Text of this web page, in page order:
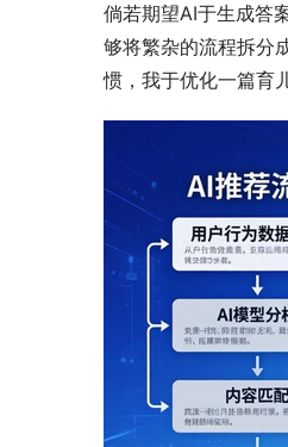
倘若期望AI于生成答
够将繁杂的流程拆分
惯，我于优化一篇育